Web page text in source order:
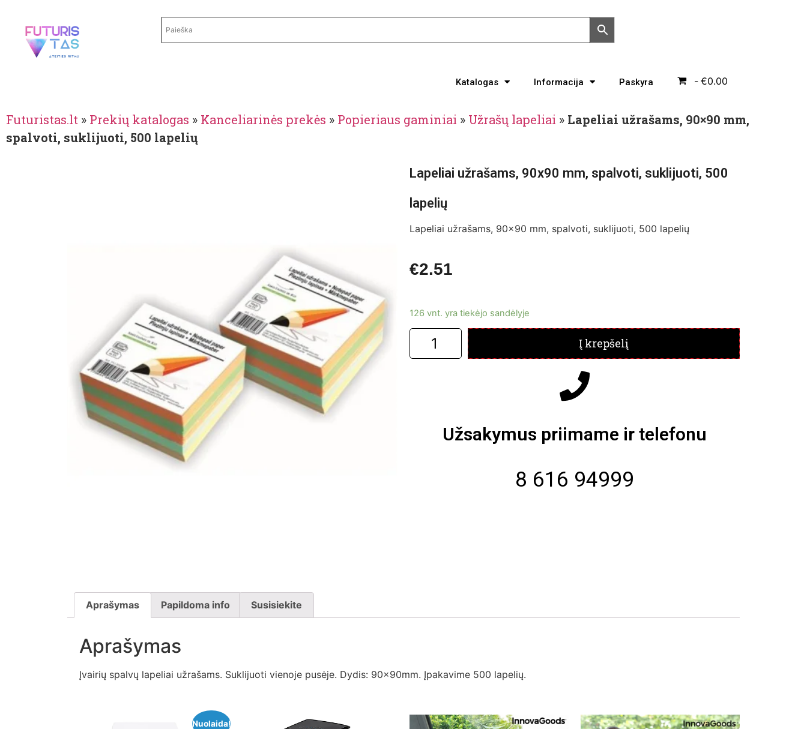
Katalogas Informacija Paskyra €0.00
Futuristas.lt » Prekių katalogas » Kanceliarinės prekės » Popieriaus gaminiai » Užrašų lapeliai » Lapeliai užrašams, 90×90 mm,
spalvoti, suklijuoti, 500 lapelių
Lapeliai užrašams, 90x90 mm, spalvoti, suklijuoti, 500
lapelių
Lapeliai užrašams, 90×90 mm, spalvoti, suklijuoti, 500 lapelių
€2.51
126 vnt. yra tiekėjo sandėlyje
Į krepšelį
Užsakymus priimame ir telefonu
8 616 94999
Aprašymas Papildoma info Susisiekite
Aprašymas
Įvairių spalvų lapeliai užrašams. Suklijuoti vienoje pusėje. Dydis: 90x90mm. Įpakavime 500 lapelių.
Nuolaida!